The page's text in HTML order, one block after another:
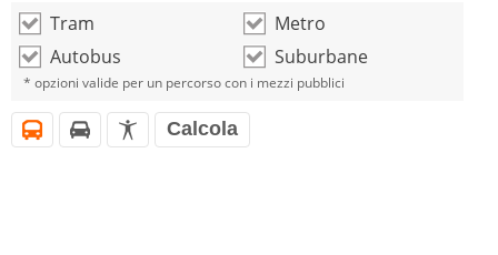
o Tram o Metro
o Autobus o Suburbane
* opzioni valide per un percorso con i mezzi pubblici
i h l Calcola